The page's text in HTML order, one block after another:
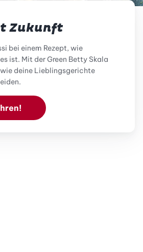
Zukunft
bei einem Rezept, wie
ist. Mit der Green Betty Skala
deine Lieblingsgerichte